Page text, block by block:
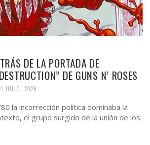
DE LA PORTADA DE
DE GUNS N’ ROSES
JULIO, 2026
la incorrección política dominaba la
el grupo surgido de la unión de los